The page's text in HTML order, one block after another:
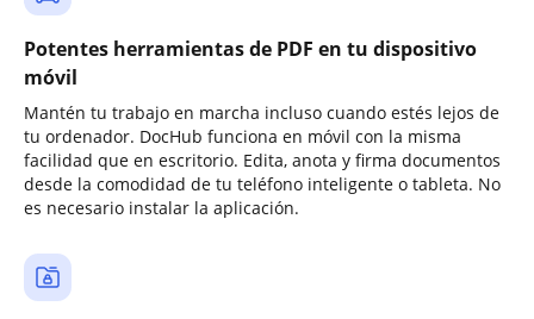
Potentes herramientas de PDF en tu dispositivo
móvil
Mantén tu trabajo en marcha incluso cuando estés lejos de
tu ordenador. DocHub funciona en móvil con la misma
facilidad que en escritorio. Edita, anota y firma documentos
desde la comodidad de tu teléfono inteligente o tableta. No
es necesario instalar la aplicación.